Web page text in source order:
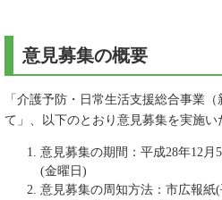
意見募集の概要
「介護予防・日常生活支援総合事業
て」、以下のとおり意見募集を実施い
意見募集の期間：平成28年12月
(金曜日)
意見募集の周知方法：市広報紙(